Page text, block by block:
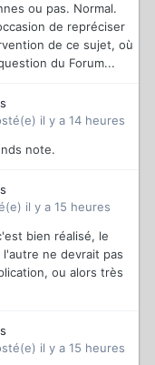
ou pas. Normal.
de repréciser
de ce sujet, où
du Forum...
il y a 14 heures
note.
il y a 15 heures
bien réalisé, le
l'autre ne devrait pas
ou alors très
il y a 15 heures